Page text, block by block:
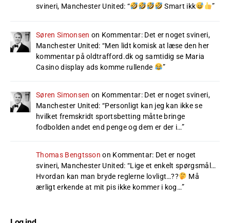
svineri, Manchester United: “ Smart ikk ”
Søren Simonsen on Kommentar: Det er noget svineri,
Manchester United: “Men lidt komisk at læse den her
kommentar på oldtrafford.dk og samtidig se Maria
Casino display ads komme rullende
”
Søren Simonsen on Kommentar: Det er noget svineri,
Manchester United: “Personligt kan jeg kan ikke se
hvilket fremskridt sportsbetting måtte bringe
fodbolden andet end penge og dem er der i…”
Thomas Bengtsson on Kommentar: Det er noget
svineri, Manchester United: “Lige et enkelt spørgsmål…
Hvordan kan man bryde reglerne lovligt…??
Må
ærligt erkende at mit pis ikke kommer i kog…”